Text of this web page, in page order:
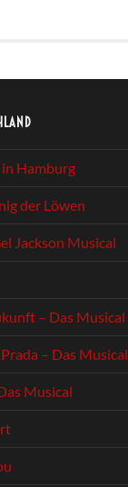
Hamburg
der Löwen
Jackson Musical
– Das Musical
– Das Musical
Musical